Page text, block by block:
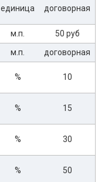
единица договорная
м.п.
50 руб
м.п.
договорная
% 10
% 15
% 30
% 50